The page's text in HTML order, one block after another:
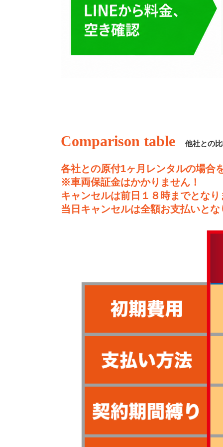
Comparison table 他社との
各社との原付1ヶ月レンタルの場合
※車両保証金はかかりません！
キャンセルは前日１８時までとなり
当日キャンセルは全額お支払いとな